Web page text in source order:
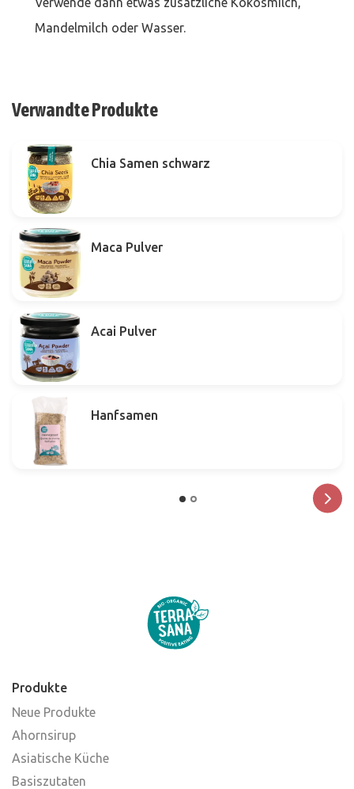
Mandelmilch oder Wasser.
Verwandte Produkte
Chia Samen schwarz
Maca Pulver
Acai Pulver
Hanfsamen
Produkte
Neue Produkte
Ahornsirup
Asiatische Küche
Basiszutaten